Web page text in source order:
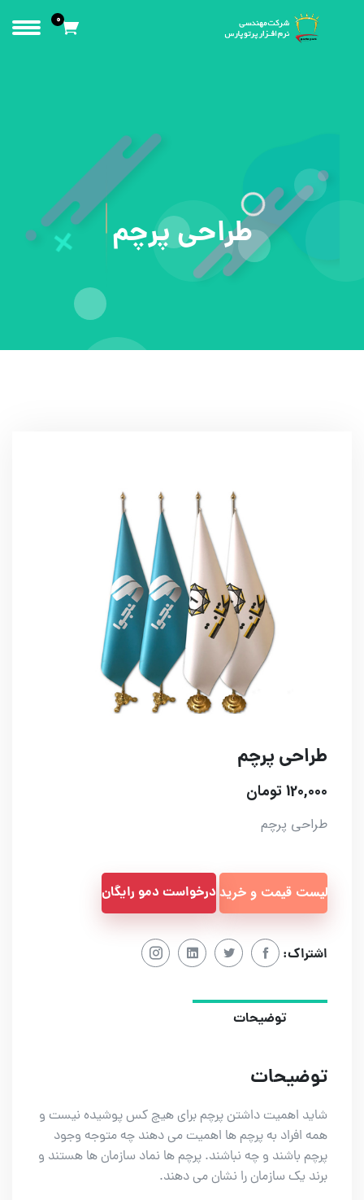
0
طراحی پرچم
طراحی پرچم
120,000 تومان
طراحی پرچم
لیست قیمت و خرید درخواست دمو رایگان
اشتراک:
توضیحات
توضیحات
شاید اهمیت داشتن پرچم برای هیچ کس پوشیده نیست و
همه افراد به پرچم ها اهمیت می دهند چه متوجه وجود
پرچم باشند و چه نباشند. پرچم ها نماد سازمان ها هستند و
برند یک سازمان را نشان می دهند.